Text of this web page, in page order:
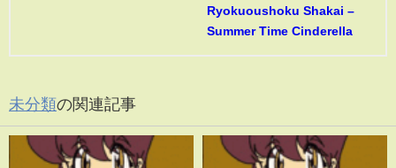
Ryokuoushoku Shakai –
Summer Time Cinderella
未分類の関連記事